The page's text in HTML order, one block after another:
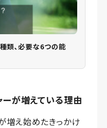
類、必要な6つの能
が増えている理由
増え始めたきっかけ